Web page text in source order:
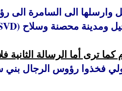
ومدينة محصنة وسلاح (
ترى أما الرسالة الثانية
لقولي فخذوا رؤوس